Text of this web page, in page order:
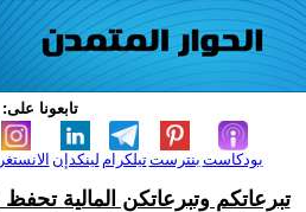
تابعونا على:
لينكدإن تيلكرامبنترست بودكاست
تبرعاتكم وتبرعاتكن المالية